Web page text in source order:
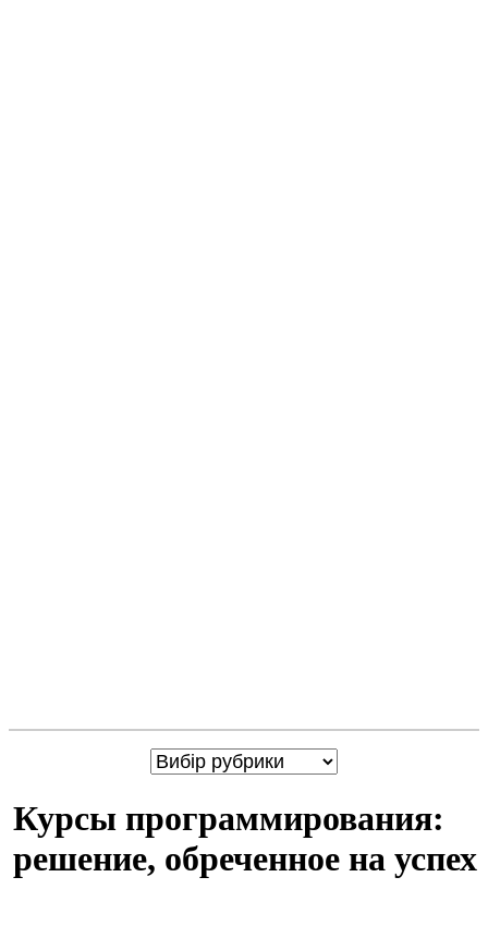
Курсы программирования:
решение, обреченное на успех